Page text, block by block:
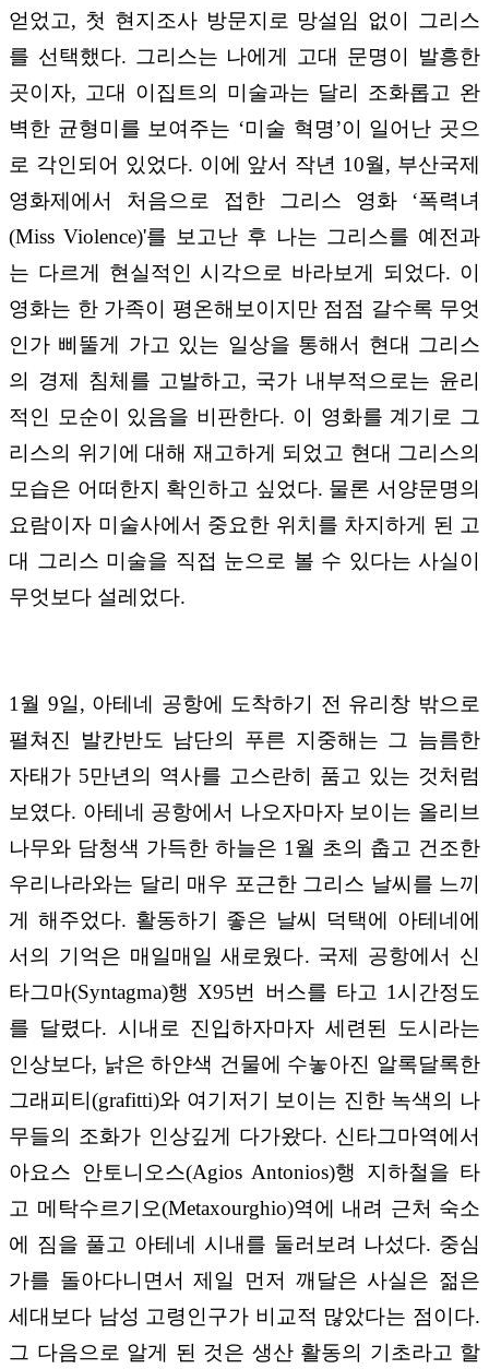
얻었고, 첫 현지조사 방문지로 망설임 없이 그리스
를 선택했다. 그리스는 나에게 고대 문명이 발흥한
곳이자, 고대 이집트의 미술과는 달리 조화롭고 완
벽한 균형미를 보여주는 ‘미술 혁명’이 일어난 곳으
로 각인되어 있었다. 이에 앞서 작년 10월, 부산국제
영화제에서 처음으로 접한 그리스 영화 ‘폭력녀
(Miss Violence)'를 보고난 후 나는 그리스를 예전과
는 다르게 현실적인 시각으로 바라보게 되었다. 이
영화는 한 가족이 평온해보이지만 점점 갈수록 무엇
인가 삐뚤게 가고 있는 일상을 통해서 현대 그리스
의 경제 침체를 고발하고, 국가 내부적으로는 윤리
적인 모순이 있음을 비판한다. 이 영화를 계기로 그
리스의 위기에 대해 재고하게 되었고 현대 그리스의
모습은 어떠한지 확인하고 싶었다. 물론 서양문명의
요람이자 미술사에서 중요한 위치를 차지하게 된 고
대 그리스 미술을 직접 눈으로 볼 수 있다는 사실이
무엇보다 설레었다.
1월 9일, 아테네 공항에 도착하기 전 유리창 밖으로
펼쳐진 발칸반도 남단의 푸른 지중해는 그 늠름한
자태가 5만년의 역사를 고스란히 품고 있는 것처럼
보였다. 아테네 공항에서 나오자마자 보이는 올리브
나무와 담청색 가득한 하늘은 1월 초의 춥고 건조한
우리나라와는 달리 매우 포근한 그리스 날씨를 느끼
게 해주었다. 활동하기 좋은 날씨 덕택에 아테네에
서의 기억은 매일매일 새로웠다. 국제 공항에서 신
타그마(Syntagma)행 X95번 버스를 타고 1시간정도
를 달렸다. 시내로 진입하자마자 세련된 도시라는
인상보다, 낡은 하얀색 건물에 수놓아진 알록달록한
그래피티(grafitti)와 여기저기 보이는 진한 녹색의 나
무들의 조화가 인상깊게 다가왔다. 신타그마역에서
아요스 안토니오스(Agios Antonios)행 지하철을 타
고 메탁수르기오(Metaxourghio)역에 내려 근처 숙소
에 짐을 풀고 아테네 시내를 둘러보려 나섰다. 중심
가를 돌아다니면서 제일 먼저 깨달은 사실은 젊은
세대보다 남성 고령인구가 비교적 많았다는 점이다.
그 다음으로 알게 된 것은 생산 활동의 기초라고 할